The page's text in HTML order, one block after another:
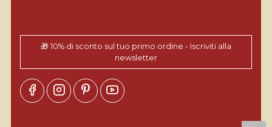
🎁 10% di sconto sul tuo primo ordine - Iscriviti alla
newsletter